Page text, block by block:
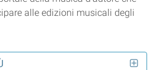
alle edizioni musicali degli